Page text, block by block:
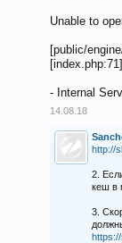
Unable to
[public/
- Internal
14.08.18
http://
2.
кеш в
3.